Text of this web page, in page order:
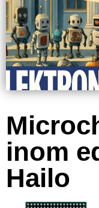
inom
Hailo